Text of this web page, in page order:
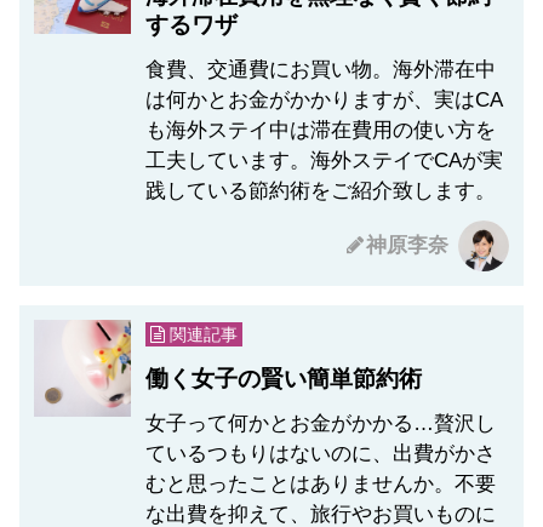
するワザ
食費、交通費にお買い物。海外滞在中
は何かとお金がかかりますが、実はCA
も海外ステイ中は滞在費用の使い方を
工夫しています。海外ステイでCAが実
践している節約術をご紹介致します。
神原李奈
関連記事
働く女子の賢い簡単節約術
女子って何かとお金がかかる…贅沢し
ているつもりはないのに、出費がかさ
むと思ったことはありませんか。不要
な出費を抑えて、旅行やお買いものに